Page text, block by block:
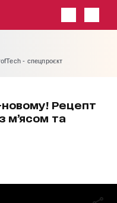
- спецпроєкт
Рецепт
м’ясом та